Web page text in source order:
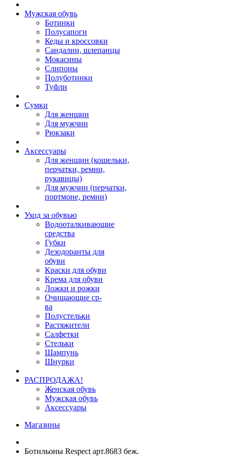
Мужская обувь
Ботинки
Полусапоги
Кеды и кроссовки
Сандалии, шлепанцы
Мокасины
Слипоны
Полуботинки
Туфли
Сумки
Для женщин
Для мужчин
Рюкзаки
Аксессуары
Для женщин (кошельки,
перчатки, ремни,
рукавицы)
Для мужчин (перчатки,
портмоне, ремни)
Уход за обувью
Водооталкивающие
средства
Губки
Дезодоранты для
обуви
Краски для обуви
Крема для обуви
Ложки и рожки
Очищающие ср-
ва
Полустельки
Растяжители
Салфетки
Стельки
Шампунь
Шнурки
РАСПРОДАЖА!
Женская обувь
Мужская обувь
Аксессуары
Магазины
Ботильоны Respect арт.8683 беж.